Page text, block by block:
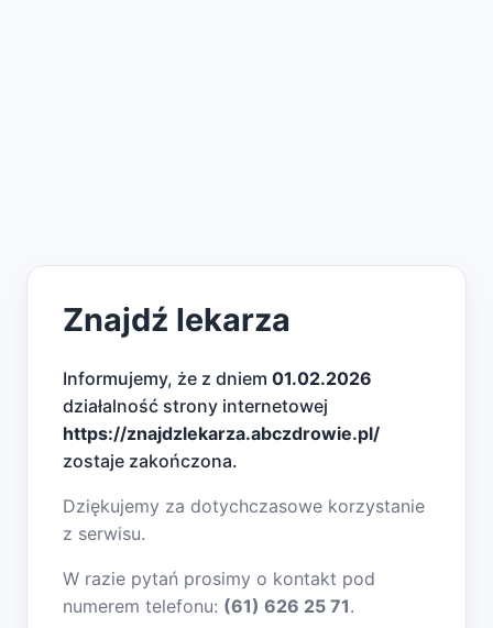
Znajdź lekarza
Informujemy, że z dniem 01.02.2026
działalność strony internetowej
https://znajdzlekarza.abczdrowie.pl/
zostaje zakończona.
Dziękujemy za dotychczasowe korzystanie
z serwisu.
W razie pytań prosimy o kontakt pod
numerem telefonu: (61) 626 25 71.